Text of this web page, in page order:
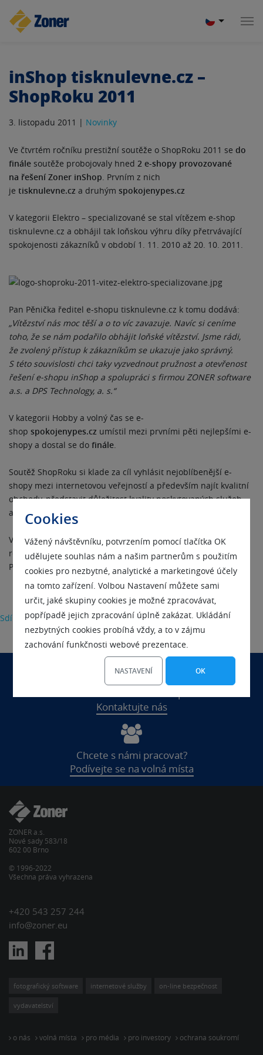
Cookies
Vážený návštěvníku, potvrzením pomocí tlačítka OK
udělujete souhlas nám a našim partnerům s použitím
cookies pro nezbytné, analytické a marketingové účely
na tomto zařízení. Volbou Nastavení můžete sami
určit, jaké skupiny cookies je možné zpracovávat,
popřípadě jejich zpracování úplně zakázat. Ukládání
nezbytných cookies probíhá vždy, a to v zájmu
zachování funkčnosti webové prezentace.
NASTAVENÍ OK
inShop tisknulevne.cz –
ShopRoku 2011
3. listopadu 2011 | Novinky
Ve čtvrtém ročníku prestižní soutěže o ShopRoku 2011 se do
finále soutěže probojovaly hned 2 e-shopy provozované
na řešení Zoner inShop. Prvním z nich
je tisknulevne.cz a druhým spokojenypes.cz
V kategorii Elektro – specializované se stal vítězem e-shop
tisknulevne.cz a obhájil tak loňskou výhru díky přetrvávající
spokojenosti zákazníků v období 1. 11. 2010 až 20. 10. 2011.
Pan Pěnička ředitel e-shopu tisknulevne.cz k tomu dodává:
„Vítězství nás moc těší a o to víc zavazuje. Navíc si ceníme
toho, že se nám podařilo obhájit loňské vítězství. Jsme rádi,
že zvolený přístup k zákazníkům se ukazuje jako správný.
S této souvislosti chci taky vyzvednout pružnost a otevřenost
řešení e-shopu inShop a spolupráci s firmou ZONER software
a.s. a DPS Technology, a. s.“
V kategorii Hobby a volný čas se e-
shop spokojenypes.cz umístil mezi prvními pěti nejlepšími e-
shopy a dostal se do finále
Soutěž ShopRoku si klade za cíl vyhlásit nejoblíbenější e-
shopy mezi internetovou veřejností a především najít kvalitní
obchody, představit důležitost kvality poskytovaných služeb
a spokojenosti zákazníků.
V soutěži o vítězích v Ceně kvality mohou rozhodovat jen
reální zákazníci zapojených internetových obchodů.
Pořadatelem je společnost, kterou pořádá Miton Media, a.s.
Sdílet
Kontaktujte nás
Chcete s námi pracovat?
Podívejte se na volná místa
ZONER a.s.
Nové sady 583/18
602 00 Brno
© 1996-2022
Všechna práva vyhrazena
+420 543 257 244
info@zoner.eu
fotografický software internetové služby on-line bezpečnost
vydavatelství
o nás volná místa pro média pro investory ochrana soukromí